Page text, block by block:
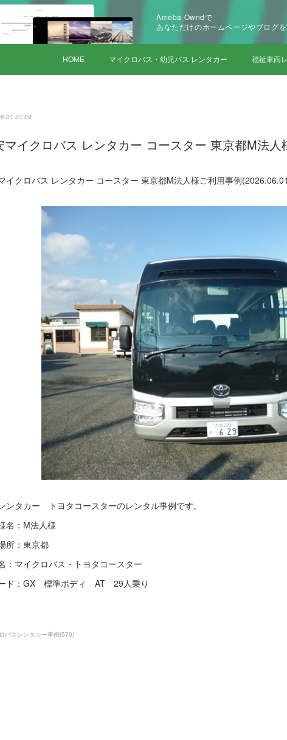
Ameba Owndで
あなただけのホームページやブログ
HOME マイクロバス・幼児バス レンタカー 福祉車両
01:09
マイクロバス レンタカー コースター 東京都M法
イクロバス レンタカー コースター 東京都M法人様ご利用事例
ンタカー トヨタコースターのレンタル事例です。
名：M法人様
所：東京都
：マイクロバス・トヨタコースター
ド：GX 標準ボディ AT 29人乗り
バスレンタカー事例(570)